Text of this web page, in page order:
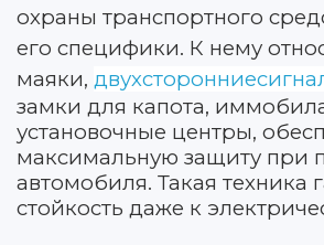
охраны транспортного
его специфики. К нему
маяки,
замки для капота,
установочные центры,
максимальную защиту при
автомобиля. Такая техника
стойкость даже к